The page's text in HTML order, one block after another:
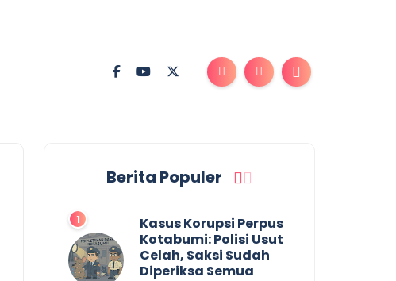
Berita Populer
Kasus Korupsi Perpus
Kotabumi: Polisi Usut
Celah, Saksi Sudah
Diperiksa Semua